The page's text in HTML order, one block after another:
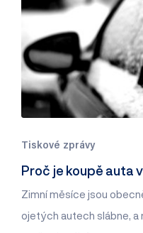
Tiskové zprávy
Proč je koupě auta
Zimní měsíce jsou
ojetých autech slábne, a